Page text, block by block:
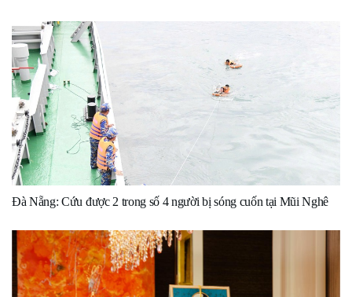
Đà Nẵng: Cứu được 2 trong số 4 người bị sóng cuốn tại Mũi Nghê